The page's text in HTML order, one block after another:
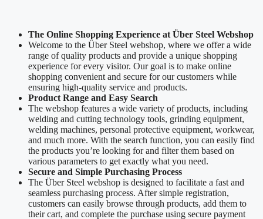
The Online Shopping Experience at Über Steel Webshop
Welcome to the Über Steel webshop, where we offer a wide
range of quality products and provide a unique shopping
experience for every visitor. Our goal is to make online
shopping convenient and secure for our customers while
ensuring high-quality service and products.
Product Range and Easy Search
The webshop features a wide variety of products, including
welding and cutting technology tools, grinding equipment,
welding machines, personal protective equipment, workwear,
and much more. With the search function, you can easily find
the products you’re looking for and filter them based on
various parameters to get exactly what you need.
Secure and Simple Purchasing Process
The Über Steel webshop is designed to facilitate a fast and
seamless purchasing process. After simple registration,
customers can easily browse through products, add them to
their cart, and complete the purchase using secure payment